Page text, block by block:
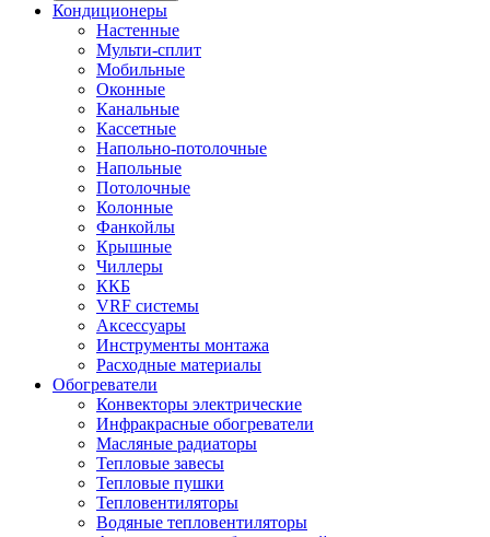
Кондиционеры
Настенные
Мульти-сплит
Мобильные
Оконные
Канальные
Кассетные
Напольно-потолочные
Напольные
Потолочные
Колонные
Фанкойлы
Крышные
Чиллеры
ККБ
VRF системы
Аксессуары
Инструменты монтажа
Расходные материалы
Обогреватели
Конвекторы электрические
Инфракрасные обогреватели
Масляные радиаторы
Тепловые завесы
Тепловые пушки
Тепловентиляторы
Водяные тепловентиляторы